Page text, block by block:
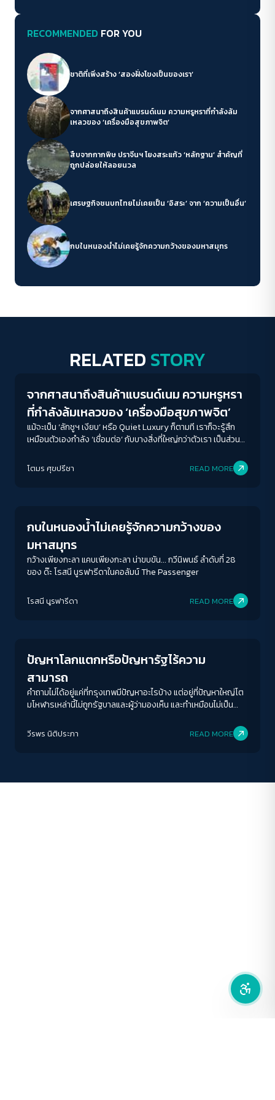
RECOMMENDED FOR YOU
ชาติที่เพิ่งสร้าง ‘สองฝั่งโขงเป็นของเรา’
จากศาสนาถึงสินค้าแบรนด์เนม ความหรูหราที่กำลังล้ม
เหลวของ ‘เครื่องมือสุขภาพจิต’
สืบจากกากพิษ ปราจีนฯ โยงสระแก้ว ‘หลักฐาน’ สำคัญที่
ถูกปล่อยให้ลอยนวล
เศรษฐกิจชนบทไทยไม่เคยเป็น ‘อิสระ’ จาก ‘ความเป็นอื่น’
กบในหนองน้ำไม่เคยรู้จักความกว้างของมหาสมุทร
RELATED STORY
Human & Society
จากศาสนาถึงสินค้าแบรนด์เนม ความหรูหรา
ที่กำลังล้มเหลวของ ‘เครื่องมือสุขภาพจิต’
แม้จะเป็น ‘ลักชูฯ เงียบ’ หรือ Quiet Luxury ก็ตามที เราก็จะรู้สึก
เหมือนตัวเองกำลัง ‘เชื่อมต่อ’ กับบางสิ่งที่ใหญ่กว่าตัวเรา เป็นส่วน
ศาสนาทำให้เราเป็นส่วนหนึ่งของกลุ่มคนที่ ‘เชื่อ’ แบบเดียวกัน
โตมร ศุขปรีชา READ MORE
กบในหนองน้ำไม่เคยรู้จักความกว้างของ
มหาสมุทร
กว้างเพียงกะลา แคบเพียงกะลา น่าขบขัน... กวีนิพนธ์ ลำดับที่ 28
ของ ด๊ะ โรสนี นูรฟารีดาในคอลัมน์ The Passenger
โรสนี นูรฟารีดา READ MORE
ปัญหาโลกแตกหรือปัญหารัฐไร้ความ
สามารถ
คำถามไม่ได้อยู่แค่ที่กรุงเทพมีปัญหาอะไรบ้าง แต่อยู่ที่ปัญหาใหญ่โต
มโหฬารเหล่านี้ไม่ถูกรัฐบาลและผู้ว่ามองเห็น และทำเหมือนไม่เป็น
วีรพร นิติประภา READ MORE
ปกติ มาก มากที่สุด
Deutan Tritan